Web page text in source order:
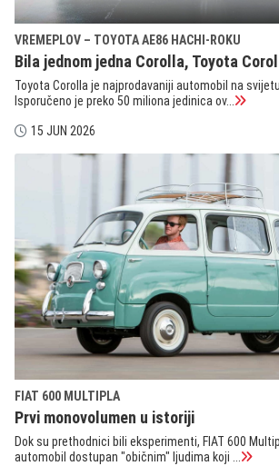
VREMEPLOV – TOYOTA AE86 HACHI-ROKU
Bila jednom jedna Corolla, Toyota
Toyota Corolla je najprodavaniji automobil na
Isporučeno je preko 50 miliona jedinica ov...
15 JUN 2026
FIAT 600 MULTIPLA
Prvi monovolumen u istoriji
Dok su prethodnici bili eksperimenti, FIAT 600
automobil dostupan "običnim" ljudima koji ...